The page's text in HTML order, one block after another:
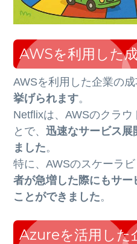
AWSを利用した
AWSを利用した企業の成
挙げられます。
Netflixは、AWSのクラウ
とで、迅速なサービス展
ました。
特に、AWSのスケーラ
者が急増した際にもサ
ことができました。
Azureを活用した